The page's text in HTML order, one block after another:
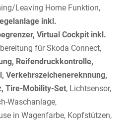
Leaving Home Funktion,
inkl.
Virtual Cockpit inkl.
für Skoda Connect,
Reifendruckkontrolle,
Verkehrszeichenereknnung,
Tire-Mobility-Set, Lichtsensor,
Waschanlage,
in Wagenfarbe, Kopfstützen,